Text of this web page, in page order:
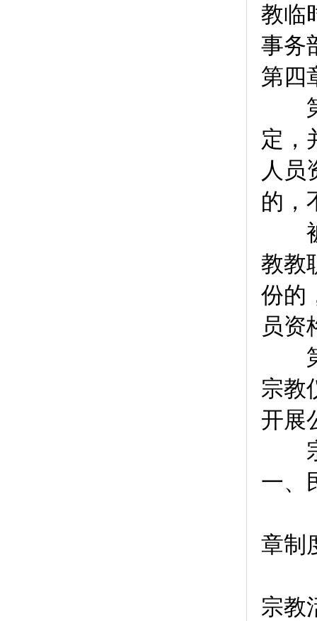
教临
事务
第四
第
定，
人员
的，
被
教教
份的
员资
第
宗教
开展
宗
一、
章制
宗教